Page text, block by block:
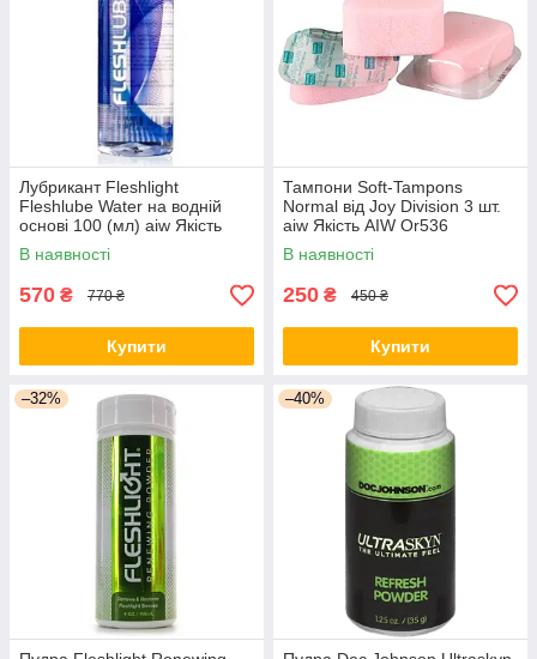
Лубрикант Fleshlight
Fleshlube Water на водній
основі 100 (мл) aiw Якість
AIW Or530
В наявності
570 ₴ 770 ₴
Купити
Тампони Soft-Tampons
Normal від Joy Division 3 шт.
aiw Якість AIW Or536
В наявності
250 ₴ 450 ₴
Купити
–32% –40%